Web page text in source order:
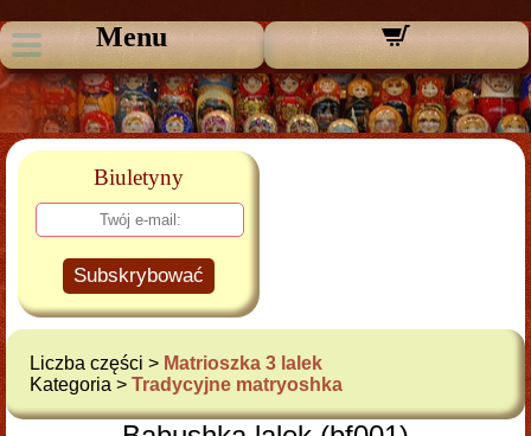
Menu
Biuletyny
Subskrybować
Liczba części > Matrioszka 3 lalek
Kategoria > Tradycyjne matryoshka